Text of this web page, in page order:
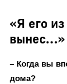
«Я его
вынес…»
– Когда вы
дома?